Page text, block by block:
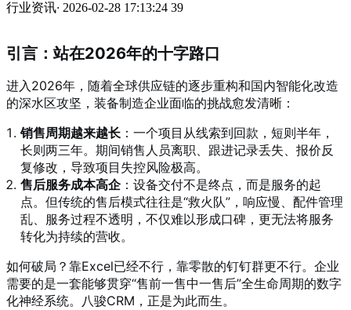
行业资讯· 2026-02-28 17:13:24 39
引言：站在2026年的十字路口
进入2026年，随着全球供应链的逐步重构和国内智能化改造
的深水区攻坚，装备制造企业面临的挑战愈发清晰：
销售周期越来越长 ：一个项目从线索到回款，短则半年，
长则两三年。期间销售人员离职、跟进记录丢失、报价反
复修改，导致项目失控风险极高。
售后服务成本高企：设备交付不是终点，而是服务的起
点。但传统的售后模式往往是“救火队”，响应慢、配件管理
乱、服务过程不透明，不仅难以形成口碑，更无法将服务
转化为持续的营收。
如何破局？靠Excel已经不行，靠零散的钉钉群更不行。企业
需要的是一套能够贯穿“售前一售中一售后”全生命周期的数字
化神经系统。八骏CRM，正是为此而生。